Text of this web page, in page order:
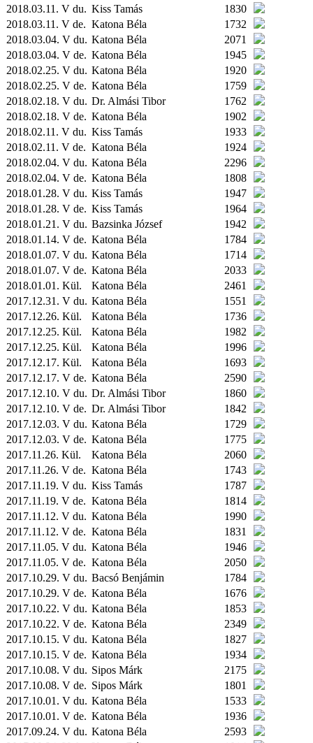
2018.03.11. V du. Kiss Tamás
1830
2018.03.11. V de. Katona Béla
1732
2018.03.04. V du. Katona Béla
2071
2018.03.04. V de. Katona Béla
1945
2018.02.25. V du. Katona Béla
1920
2018.02.25. V de. Katona Béla
1759
2018.02.18. V du. Dr. Almási Tibor
1762
2018.02.18. V de. Katona Béla
1902
2018.02.11. V du. Kiss Tamás
1933
2018.02.11. V de. Katona Béla
1924
2018.02.04. V du. Katona Béla
2296
2018.02.04. V de. Katona Béla
1808
2018.01.28. V du. Kiss Tamás
1947
2018.01.28. V de. Kiss Tamás
1964
2018.01.21. V du. Bazsinka József
1942
2018.01.14. V de. Katona Béla
1784
2018.01.07. V du. Katona Béla
1714
2018.01.07. V de. Katona Béla
2033
2018.01.01. Kül. Katona Béla
2461
2017.12.31. V du. Katona Béla
1551
2017.12.26. Kül. Katona Béla
1736
2017.12.25. Kül. Katona Béla
1982
2017.12.25. Kül. Katona Béla
1996
2017.12.17. Kül. Katona Béla
1693
2017.12.17. V de. Katona Béla
2590
2017.12.10. V du. Dr. Almási Tibor
1860
2017.12.10. V de. Dr. Almási Tibor
1842
2017.12.03. V du. Katona Béla
1729
2017.12.03. V de. Katona Béla
1775
2017.11.26. Kül. Katona Béla
2060
2017.11.26. V de. Katona Béla
1743
2017.11.19. V du. Kiss Tamás
1787
2017.11.19. V de. Katona Béla
1814
2017.11.12. V du. Katona Béla
1990
2017.11.12. V de. Katona Béla
1831
2017.11.05. V du. Katona Béla
1946
2017.11.05. V de. Katona Béla
2050
2017.10.29. V du. Bacsó Benjámin
1784
2017.10.29. V de. Katona Béla
1676
2017.10.22. V du. Katona Béla
1853
2017.10.22. V de. Katona Béla
2349
2017.10.15. V du. Katona Béla
1827
2017.10.15. V de. Katona Béla
1934
2017.10.08. V du. Sipos Márk
2175
2017.10.08. V de. Sipos Márk
1801
2017.10.01. V du. Katona Béla
1533
2017.10.01. V de. Katona Béla
1936
2017.09.24. V du. Katona Béla
2593